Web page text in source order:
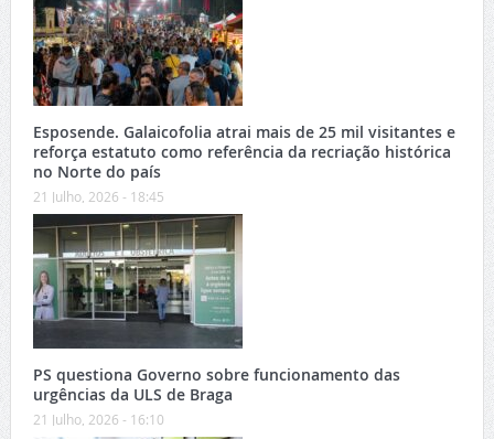
Esposende. Galaicofolia atrai mais de 25 mil visitantes e
reforça estatuto como referência da recriação histórica
no Norte do país
21 Julho, 2026 - 18:45
PS questiona Governo sobre funcionamento das
urgências da ULS de Braga
21 Julho, 2026 - 16:10